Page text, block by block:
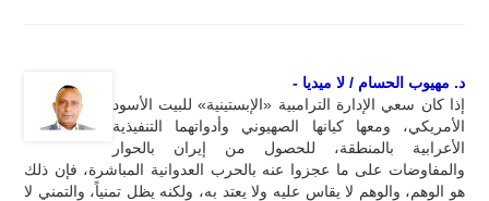
د. مهيوب الحسام / لا ميديا -
إذا كان سعي الإدارة الترامبية «الإبستينية» للبيت الأسود
الأمريكي، ومعها كيانها الصهيوني وأدواتهما التنفيذية
الأعرابية بالمنطقة، للحصول من إيران بالحوار
والمفاوضات على ما عجزوا عنه بالحرب العدوانية المباشرة، فإن ذلك
هو الوهم، والوهم لا يقاس عليه ولا يعتد به، ولكنه يظل تمنياً، والتمني لا